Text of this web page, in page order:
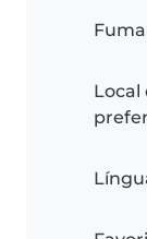
Local